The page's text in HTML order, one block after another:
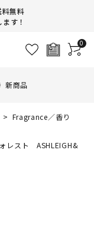
無料
す！
0
新商品
Fragrance／香り
レスト ASHLEIGH&